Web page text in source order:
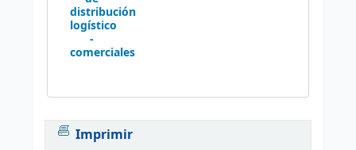
distribución
logístico
-
comerciales
Imprimir